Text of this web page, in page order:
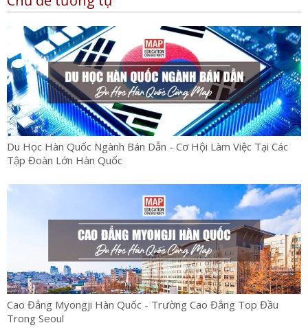
Du Học Hàn Quốc Ngành Bán Dẫn - Cơ Hội Làm Việc Tại Các
Tập Đoàn Lớn Hàn Quốc
Cao Đẳng Myongji Hàn Quốc - Trường Cao Đẳng Top Đầu
Trong Seoul